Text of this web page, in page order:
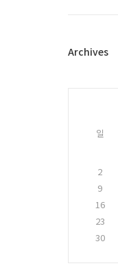
플
Archives
일
2
9
16
23
30